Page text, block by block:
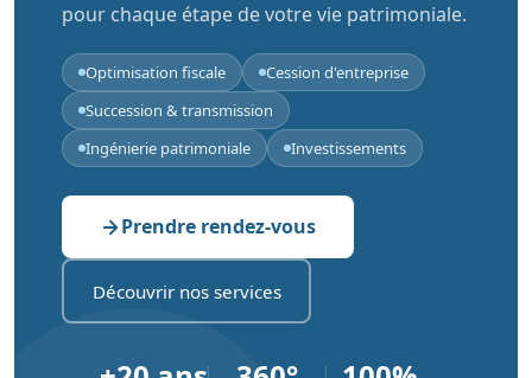
pour chaque étape de votre vie patrimoniale.
Optimisation fiscale
Cession d'entreprise
Succession & transmission
Ingénierie patrimoniale
Investissements
Prendre rendez-vous
Découvrir nos services